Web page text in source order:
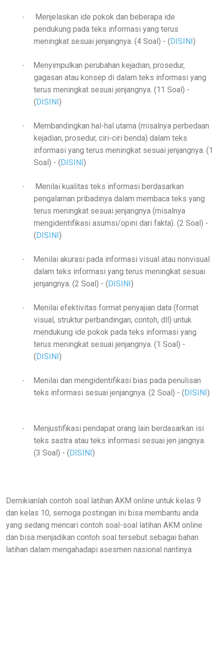
·
Menjelaskan ide pokok dan beberapa ide
pendukung pada teks informasi yang terus
meningkat sesuai jenjangnya. (4 Soal) - (DISINI)
·
Menyimpulkan perubahan kejadian, prosedur,
gagasan atau konsep di dalam teks informasi yang
terus meningkat sesuai jenjangnya. (11 Soal) -
(DISINI)
·
Membandingkan hal-hal utama (misalnya perbedaan
kejadian, prosedur, ciri-ciri benda) dalam teks
informasi yang terus meningkat sesuai jenjangnya. (1
Soal) - (DISINI)
·
Menilai kualitas teks informasi berdasarkan
pengalaman pribadinya dalam membaca teks yang
terus meningkat sesuai jenjangnya (misalnya
mengidentifikasi asumsi/opini dari fakta). (2 Soal) -
(DISINI)
·
Menilai akurasi pada informasi visual atau nonvisual
dalam teks informasi yang terus meningkat sesuai
jenjangnya. (2 Soal) - (DISINI)
·
Menilai efektivitas format penyajian data (format
visual, struktur perbandingan, contoh, dll) untuk
mendukung ide pokok pada teks informasi yang
terus meningkat sesuai jenjangnya. (1 Soal) -
(DISINI)
·
Menilai dan mengidentifikasi bias pada penulisan
teks informasi sesuai jenjangnya. (2 Soal) - (DISINI)
·
Menjustifikasi pendapat orang lain berdasarkan isi
teks sastra atau teks informasi sesuai jen jangnya.
(3 Soal) - (DISINI)
Demikianlah contoh soal latihan AKM online untuk kelas 9
dan kelas 10, semoga postingan ini bisa membantu anda
yang sedang mencari contoh soal-soal latihan AKM online
dan bisa menjadikan contoh soal tersebut sebagai bahan
latihan dalam mengahadapi asesmen nasional nantinya.